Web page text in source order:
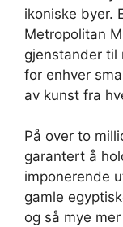
ikoniske byer.
Metropolitan
gjenstander til
for enhver
av kunst fra
På over to
garantert å
imponerende
gamle
og så mye